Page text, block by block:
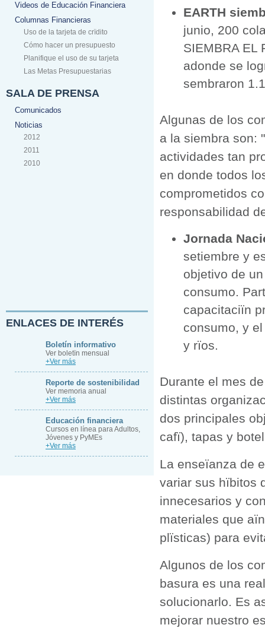
Videos de Educación Financiera
Columnas Financieras
Uso de la tarjeta de crïdito
Cómo hacer un presupuesto
Planifique el uso de su tarjeta
Las Metas Presupuestarias
SALA DE PRENSA
Comunicados
Noticias
2012
2011
2010
ENLACES DE INTERÉS
Boletín informativo
Ver boletïn mensual
+Ver más
Reporte de sostenibilidad
Ver memoria anual
+Ver más
Educación financiera
Cursos en línea para Adultos,
Jóvenes y PyMEs
+Ver más
EARTH
junio, 200
SIEMBRA EL
adonde se
sembraron
Algunas de los
a la siembra son:
actividades tan
en donde todos
comprometidos
responsabilidad
Jornada
setiembre y
objetivo de
consumo.
capacitaciïn
consumo, y
y rïos.
Durante el mes
distintas
dos principales
cafï), tapas y
La enseïanza de
variar sus hïbitos
innecesarios y
materiales que
plïsticas) para
Algunos de los
basura es una
solucionarlo. Es
mejorar nuestro